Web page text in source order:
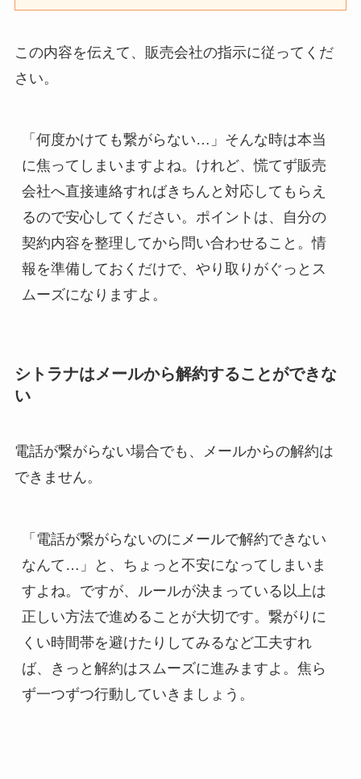
この内容を伝えて、販売会社の指示に従ってくだ
さい。
「何度かけても繋がらない…」そんな時は本当
に焦ってしまいますよね。けれど、慌てず販売
会社へ直接連絡すればきちんと対応してもらえ
るので安心してください。ポイントは、自分の
契約内容を整理してから問い合わせること。情
報を準備しておくだけで、やり取りがぐっとス
ムーズになりますよ。
シトラナはメールから解約することができな
い
電話が繋がらない場合でも、メールからの解約は
できません。
「電話が繋がらないのにメールで解約できない
なんて…」と、ちょっと不安になってしまいま
すよね。ですが、ルールが決まっている以上は
正しい方法で進めることが大切です。繋がりに
くい時間帯を避けたりしてみるなど工夫すれ
ば、きっと解約はスムーズに進みますよ。焦ら
ず一つずつ行動していきましょう。